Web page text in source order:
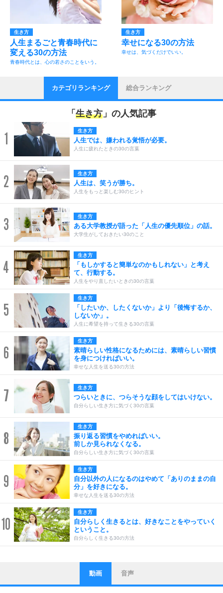
生き方
人生まるごと青春時代に
変える30の方法
青春時代とは、心の若さのことをいう。
生き方
幸せになる30の方法
幸せは、気づくだけでいい。
カテゴリランキング 総合ランキング
「 生き方 」の人気記事
1 生き方
人生では、嫌われる覚悟が必要。
人生に疲れたときの30の言葉
2 生き方
人生は、笑うが勝ち。
人生をもっと楽しむ30のヒント
3 生き方
ある大学教授が語った「人生の優先順位」の話。
大学生がしておきたい30のこと
4
生き方
「もしかすると簡単なのかもしれない」と考え
て、行動する。
人生をやり直したいときの30の言葉
5
生き方
「したいか、したくないか」より「後悔するか、
しないか」。
人生に希望を持って生きる30の言葉
6
生き方
素晴らしい性格になるためには、素晴らしい習慣
を身につければいい。
幸せな人生を送る30の方法
7 生き方
つらいときに、つらそうな顔をしてはいけない。
自分らしい生き方に気づく30の言葉
8
生き方
振り返る習慣をやめればいい。
前しか見られなくなる。
自分らしい生き方に気づく30の言葉
9
生き方
自分以外の人になるのはやめて「ありのままの自
分」を好きになる。
幸せな人生を送る30の方法
10
生き方
自分らしく生きるとは、好きなことをやっていく
ということ。
自分らしく生きる30の方法
1
ストレス対策
他人と比べない。
動画 音声